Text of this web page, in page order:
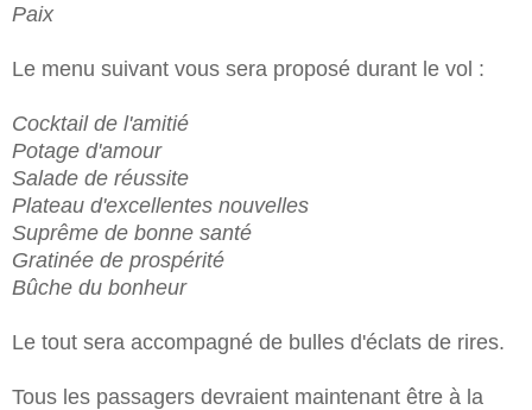
Paix
Le menu suivant vous sera proposé durant le vol :
Cocktail de l'amitié
Potage d'amour
Salade de réussite
Plateau d'excellentes nouvelles
Suprême de bonne santé
Gratinée de prospérité
Bûche du bonheur
Le tout sera accompagné de bulles d'éclats de rires.
Tous les passagers devraient maintenant être à la